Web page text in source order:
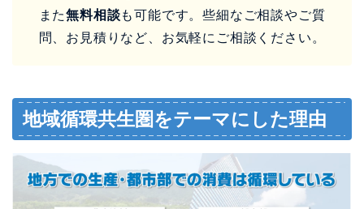
また無料相談も可能です。些細なご相談やご質
問、お見積りなど、お気軽にご相談ください。
地域循環共生圏をテーマにした理由